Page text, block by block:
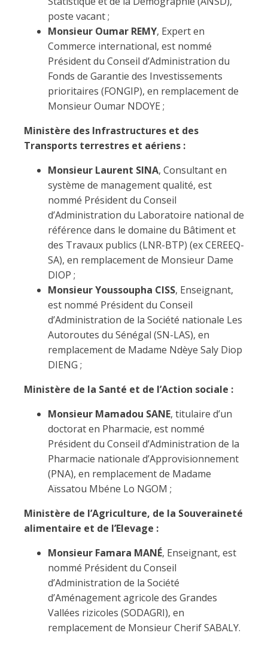
poste vacant ;
Monsieur Oumar REMY, Expert en
Commerce international, est nommé
Président du Conseil d’Administration du
Fonds de Garantie des Investissements
prioritaires (FONGIP), en remplacement de
Monsieur Oumar NDOYE ;
Ministère des Infrastructures et des
Transports terrestres et aériens :
Monsieur Laurent SINA, Consultant en
système de management qualité, est
nommé Président du Conseil
d’Administration du Laboratoire national de
référence dans le domaine du Bâtiment et
des Travaux publics (LNR-BTP) (ex CEREEQ-
SA), en remplacement de Monsieur Dame
DIOP ;
Monsieur Youssoupha CISS, Enseignant,
est nommé Président du Conseil
d’Administration de la Société nationale Les
Autoroutes du Sénégal (SN-LAS), en
remplacement de Madame Ndèye Saly Diop
DIENG ;
Ministère de la Santé et de l’Action sociale :
Monsieur Mamadou SANE, titulaire d’un
doctorat en Pharmacie, est nommé
Président du Conseil d’Administration de la
Pharmacie nationale d’Approvisionnement
(PNA), en remplacement de Madame
Aïssatou Mbéne Lo NGOM ;
Ministère de l’Agriculture, de la Souveraineté
alimentaire et de l’Elevage :
Monsieur Famara MANÉ, Enseignant, est
nommé Président du Conseil
d’Administration de la Société
d’Aménagement agricole des Grandes
Vallées rizicoles (SODAGRI), en
remplacement de Monsieur Cherif SABALY.